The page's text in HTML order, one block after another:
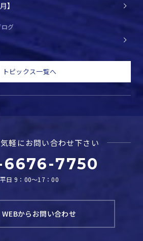
】
グ
トピックス一覧へ
軽にお問い合わせ下さい
7750
平日 9：00～17：00
WEBからお問い合わせ